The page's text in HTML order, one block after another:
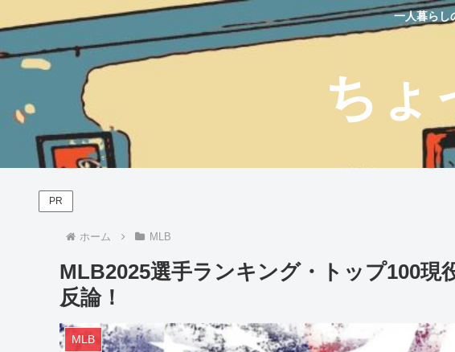
一人暮らし
ちょ
PR
ホーム MLB
MLB2025選手ランキング・トップ100現
反論！
MLB